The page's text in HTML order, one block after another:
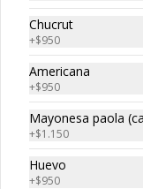
Conócenos
Zona de Despacho
+56939310429
Pedro Montt 2763,
Chucrut
+$950
Americana
+$950
Mayonesa paola
+$1.150
Huevo
+$950